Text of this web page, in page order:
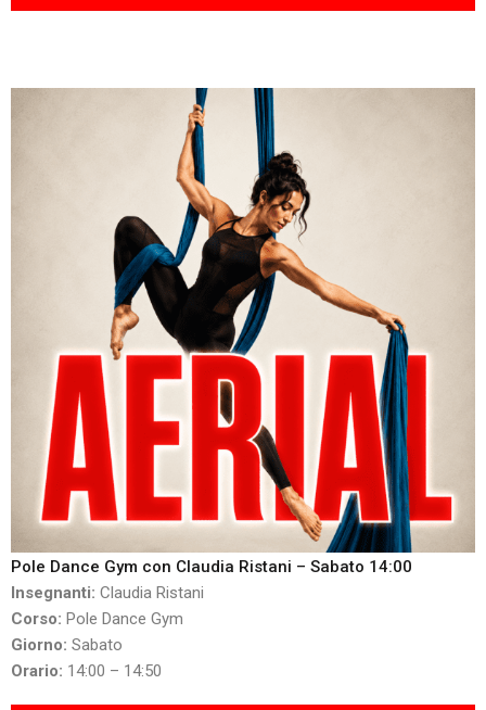
Pole Dance Gym con Claudia Ristani – Sabato 14:00
Insegnanti: Claudia Ristani
Corso: Pole Dance Gym
Giorno: Sabato
Orario: 14:00 – 14:50